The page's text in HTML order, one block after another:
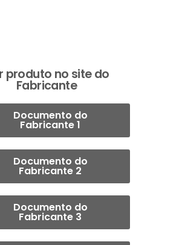
produto no site do
Fabricante
Documento do
Fabricante 1
Documento do
Fabricante 2
Documento do
Fabricante 3